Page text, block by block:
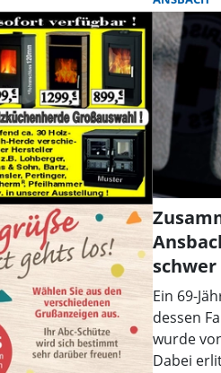
Ein 69-
dessen
wurde
Dabei